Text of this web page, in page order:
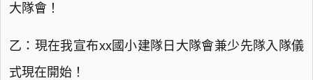
大隊會！
乙：現在我宣布xx國小建隊日大隊會兼少先隊入隊儀
式現在開始！